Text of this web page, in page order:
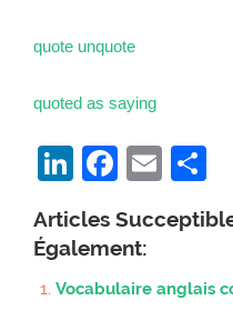
quote unquote
quoted as saying
LinkedIn
Email
Articles
Également:
Vocabulaire anglais